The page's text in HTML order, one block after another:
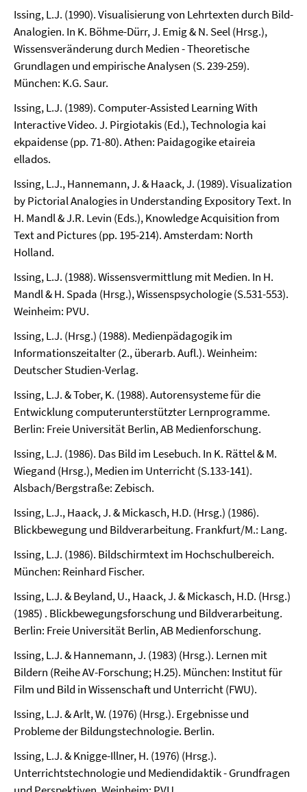
Issing, L.J. (1990). Visualisierung von Lehrtexten durch Bild-
Analogien. In K. Böhme-Dürr, J. Emig & N. Seel (Hrsg.),
Wissensveränderung durch Medien - Theoretische
Grundlagen und empirische Analysen (S. 239-259).
München: K.G. Saur.
Issing, L.J. (1989). Computer-Assisted Learning With
Interactive Video. J. Pirgiotakis (Ed.), Technologia kai
ekpaidense (pp. 71-80). Athen: Paidagogike etaireia
ellados.
Issing, L.J., Hannemann, J. & Haack, J. (1989). Visualization
by Pictorial Analogies in Understanding Expository Text. In
H. Mandl & J.R. Levin (Eds.), Knowledge Acquisition from
Text and Pictures (pp. 195-214). Amsterdam: North
Holland.
Issing, L.J. (1988). Wissensvermittlung mit Medien. In H.
Mandl & H. Spada (Hrsg.), Wissenspsychologie (S.531-553).
Weinheim: PVU.
Issing, L.J. (Hrsg.) (1988). Medienpädagogik im
Informationszeitalter (2., überarb. Aufl.). Weinheim:
Deutscher Studien-Verlag.
Issing, L.J. & Tober, K. (1988). Autorensysteme für die
Entwicklung computerunterstützter Lernprogramme.
Berlin: Freie Universität Berlin, AB Medienforschung.
Issing, L.J. (1986). Das Bild im Lesebuch. In K. Rättel & M.
Wiegand (Hrsg.), Medien im Unterricht (S.133-141).
Alsbach/Bergstraße: Zebisch.
Issing, L.J., Haack, J. & Mickasch, H.D. (Hrsg.) (1986).
Blickbewegung und Bildverarbeitung. Frankfurt/M.: Lang.
Issing, L.J. (1986). Bildschirmtext im Hochschulbereich.
München: Reinhard Fischer.
Issing, L.J. & Beyland, U., Haack, J. & Mickasch, H.D. (Hrsg.)
(1985) . Blickbewegungsforschung und Bildverarbeitung.
Berlin: Freie Universität Berlin, AB Medienforschung.
Issing, L.J. & Hannemann, J. (1983) (Hrsg.). Lernen mit
Bildern (Reihe AV-Forschung; H.25). München: Institut für
Film und Bild in Wissenschaft und Unterricht (FWU).
Issing, L.J. & Arlt, W. (1976) (Hrsg.). Ergebnisse und
Probleme der Bildungstechnologie. Berlin.
Issing, L.J. & Knigge-Illner, H. (1976) (Hrsg.).
Unterrichtstechnologie und Mediendidaktik - Grundfragen